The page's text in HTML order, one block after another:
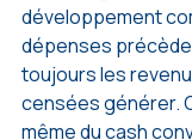
développement
dépenses
toujours les
censées générer.
même du cash